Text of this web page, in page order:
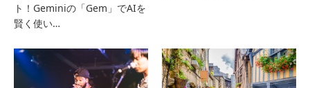
ト！Geminiの「Gem」でAIを
賢く使い…